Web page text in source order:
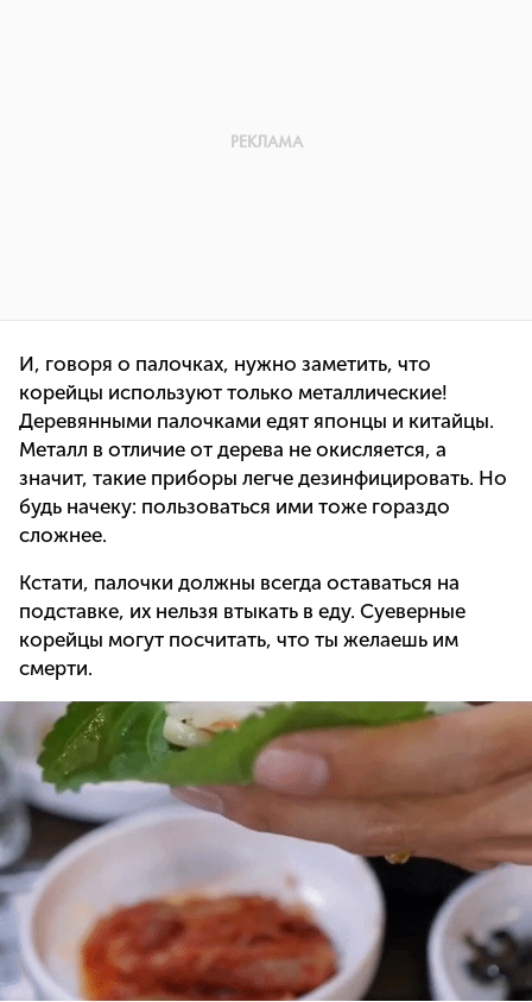
И, говоря о палочках, нужно заметить, что
корейцы используют только металлические!
Деревянными палочками едят японцы и китайцы.
Металл в отличие от дерева не окисляется, а
значит, такие приборы легче дезинфицировать. Но
будь начеку: пользоваться ими тоже гораздо
сложнее.
Кстати, палочки должны всегда оставаться на
подставке, их нельзя втыкать в еду. Суеверные
корейцы могут посчитать, что ты желаешь им
смерти.